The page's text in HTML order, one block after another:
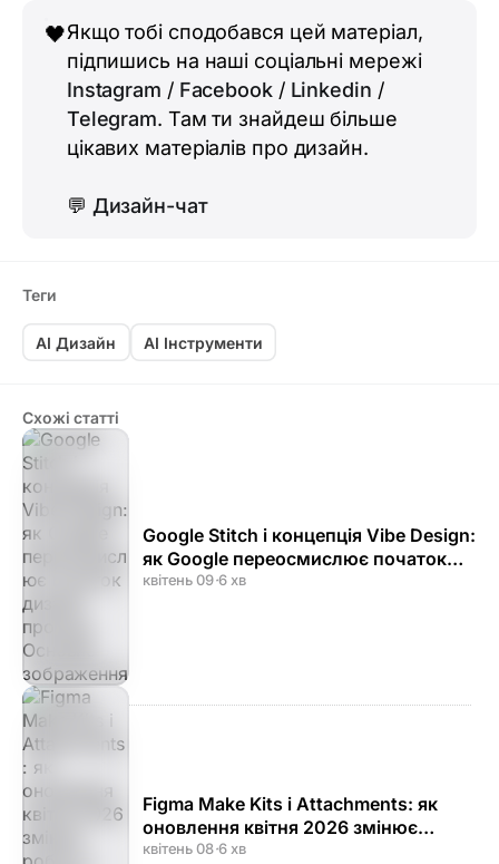
🖤Якщо тобі сподобався цей матеріал,
підпишись на наші соціальні мережі
Instagram / Facebook/ Linkedin /
Telegram. Там ти знайдеш більше
цікавих матеріалів про дизайн.
💬 Дизайн-чат
Теги
AI Дизайн AI Інструменти
Схожі статті
Google Stitch і концепція Vibe Design:
як Google переосмислює початок
дизайн-процесу
квітень 09·6 хв
Figma Make Kits і Attachments: як
оновлення квітня 2026 змінює
роботу з дизайн-системами
квітень 08·6 хв